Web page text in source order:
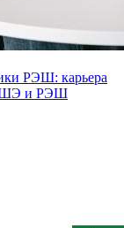
РЭШ: карьера
ВШЭ и РЭШ